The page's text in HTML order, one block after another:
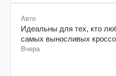
Авто
Идеальны для тех, кто
самых выносливых
Вчера